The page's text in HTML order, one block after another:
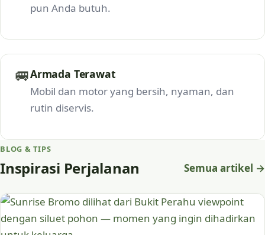
pun Anda butuh.
🚐Armada Terawat
Mobil dan motor yang bersih, nyaman, dan
rutin diservis.
BLOG & TIPS
Inspirasi Perjalanan Semua artikel →